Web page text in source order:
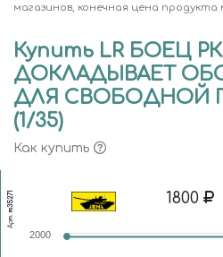
магазинов, конечная цена
Купить LR БОЕЦ
ДОКЛАДЫВАЕТ
ДЛЯ СВОБОДНОЙ
(1/35)
Как купить
Арт.
m35271 1800
2000